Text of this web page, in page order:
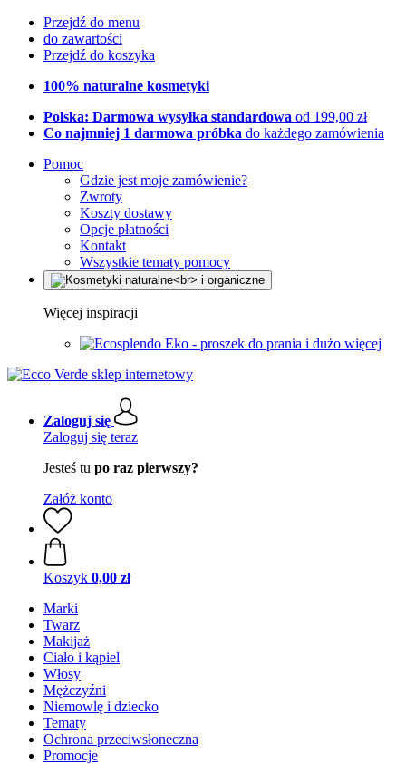
Przejdź do menu
do zawartości
Przejdź do koszyka
100% naturalne kosmetyki
Polska: Darmowa wysyłka standardowa od 199,00 zł
Co najmniej 1 darmowa próbka do każdego zamówienia
Pomoc
Gdzie jest moje zamówienie?
Zwroty
Koszty dostawy
Opcje płatności
Kontakt
Wszystkie tematy pomocy
Więcej inspiracji
Eko - proszek do prania i dużo więcej
Zaloguj się
Zaloguj się teraz
Jesteś tu po raz pierwszy?
Załóż konto
Koszyk 0,00 zł
Marki
Twarz
Makijaż
Ciało i kąpiel
Włosy
Mężczyźni
Niemowlę i dziecko
Tematy
Ochrona przeciwsłoneczna
Promocje